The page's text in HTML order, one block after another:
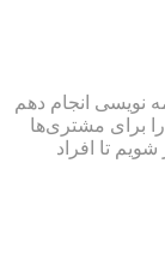
نویسی انجام دهم
برای مشتری‌ها
تا افراد